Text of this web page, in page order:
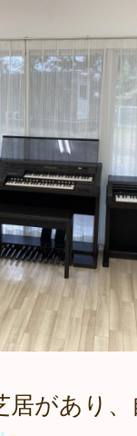
居があり